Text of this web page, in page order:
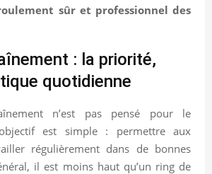
sûr et professionnel des
: la priorité,
quotidienne
n’est pas pensé pour le
est simple : permettre aux
régulièrement dans de bonnes
il est moins haut qu’un ring de